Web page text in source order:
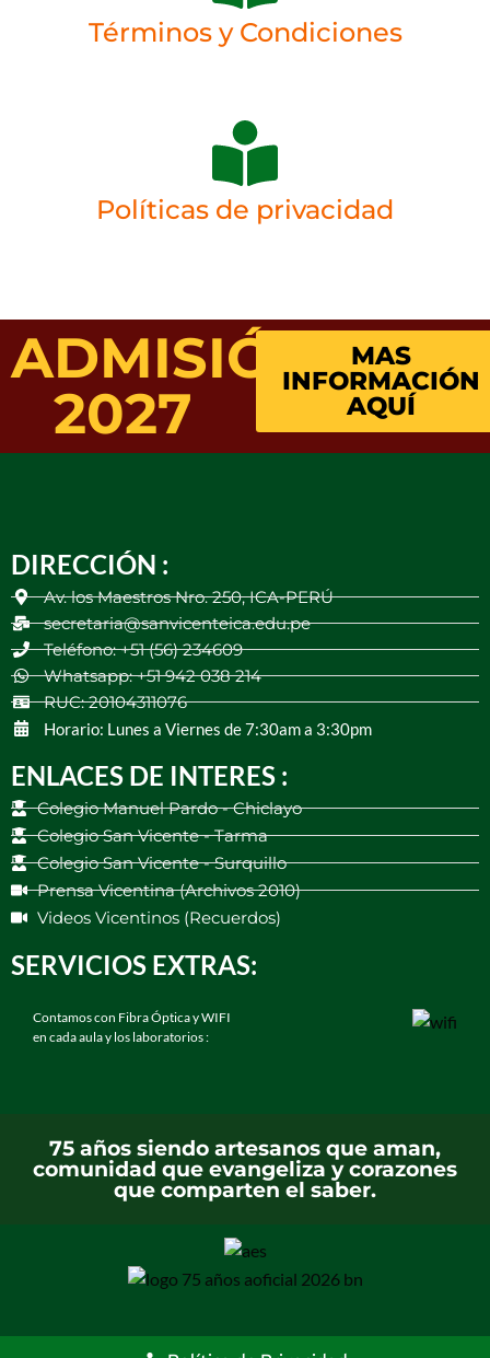
Términos y Condiciones
Políticas de privacidad
ADMISIÓN
2027
MAS
INFORMACIÓN
AQUÍ
DIRECCIÓN :
Av. los Maestros Nro. 250, ICA-PERÚ
secretaria@sanvicenteica.edu.pe
Teléfono: +51 (56) 234609
Whatsapp: +51 942 038 214
RUC: 20104311076
Horario: Lunes a Viernes de 7:30am a 3:30pm
ENLACES DE INTERES :
Colegio Manuel Pardo - Chiclayo
Colegio San Vicente - Tarma
Colegio San Vicente - Surquillo
Prensa Vicentina (Archivos 2010)
Videos Vicentinos (Recuerdos)
SERVICIOS EXTRAS:
Contamos con Fibra Óptica y WIFI
en cada aula y los laboratorios :
75 años siendo artesanos que aman,
comunidad que evangeliza y corazones
que comparten el saber.